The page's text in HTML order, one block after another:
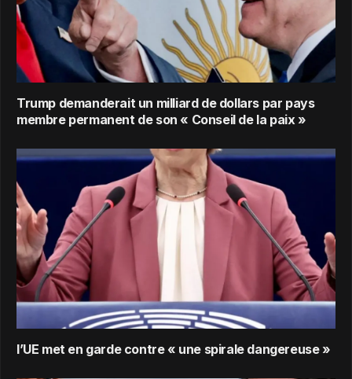
Trump demanderait un milliard de dollars par pays
membre permanent de son « Conseil de la paix »
l’UE met en garde contre « une spirale dangereuse »